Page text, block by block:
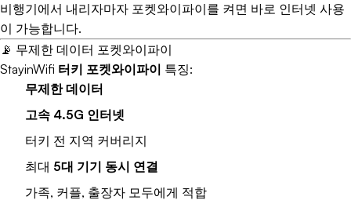
비행기에서 내리자마자 포켓와이파이를 켜면 바로 인터넷 사용
이 가능합니다.
📡 무제한 데이터 포켓와이파이
StayinWifi 터키 포켓와이파이 특징:
무제한 데이터
고속 4.5G 인터넷
터키 전 지역 커버리지
최대 5대 기기 동시 연결
가족, 커플, 출장자 모두에게 적합